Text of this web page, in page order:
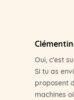
Oui, c’est
Si tu as
proposent
machines